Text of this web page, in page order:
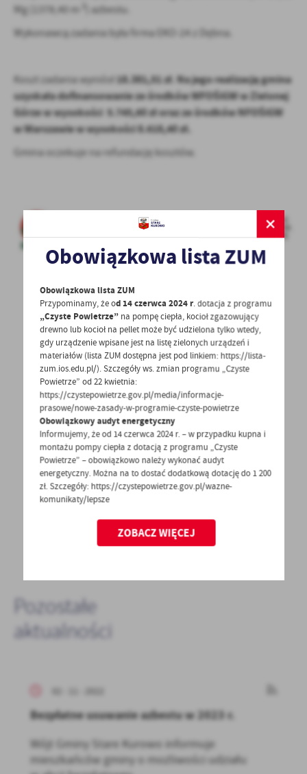
Mg (1378,40 m
) azbestu.
Wykonawcą zadania była firma EKO-24 z Dębna.
Koszt zadania wyniósł 18.381,51 zł Na jego realizację gmina
uzyskała dofinansowanie ze środków WFOŚiGW w Zielonej
Górze w wysokości 5.745,60zł oraz ze środków NFOŚiGW
w Warszawie w wysokości 8.618,40 zł.
Gmina oczekuje na refundację kosztów.
POWRÓT UDOSTĘPNIJ
POPRZEDNI
Spodobała Ci się informacja? Zostaw nam swoją opinię
- to dla Ciebie staramy się być najlepsi, a Twoje zdanie
Pozostałe
aktualności
Bezpłatne usuwanie azbestu w 2023 r.
Wójt Gminy Stare Kurowo informuje
mieszkańców gminy o możliwości udziału
Obowiązkowa lista ZUM
Obowiązkowa lista ZUM
Przypominamy, że od 14 czerwca 2024 r. dotacja z programu
„Czyste Powietrze” na pompę ciepła, kocioł zgazowujący
drewno lub kocioł na pellet może być udzielona tylko wtedy,
gdy urządzenie wpisane jest na listę zielonych urządzeń i
materiałów (lista ZUM dostępna jest pod linkiem: https://lista-
zum.ios.edu.pl/). Szczegóły ws. zmian programu „Czyste
Powietrze” od 22 kwietnia:
https://czystepowietrze.gov.pl/media/informacje-
prasowe/nowe-zasady-w-programie-czyste-powietrze
Obowiązkowy audyt energetyczny
Informujemy, że od 14 czerwca 2024 r. – w przypadku kupna i
montażu pompy ciepła z dotacją z programu „Czyste
Powietrze” – obowiązkowo należy wykonać audyt
energetyczny. Można na to dostać dodatkową dotację do 1 200
zł. Szczegóły: https://czystepowietrze.gov.pl/wazne-
komunikaty/lepsze
ZOBACZ WIĘCEJ